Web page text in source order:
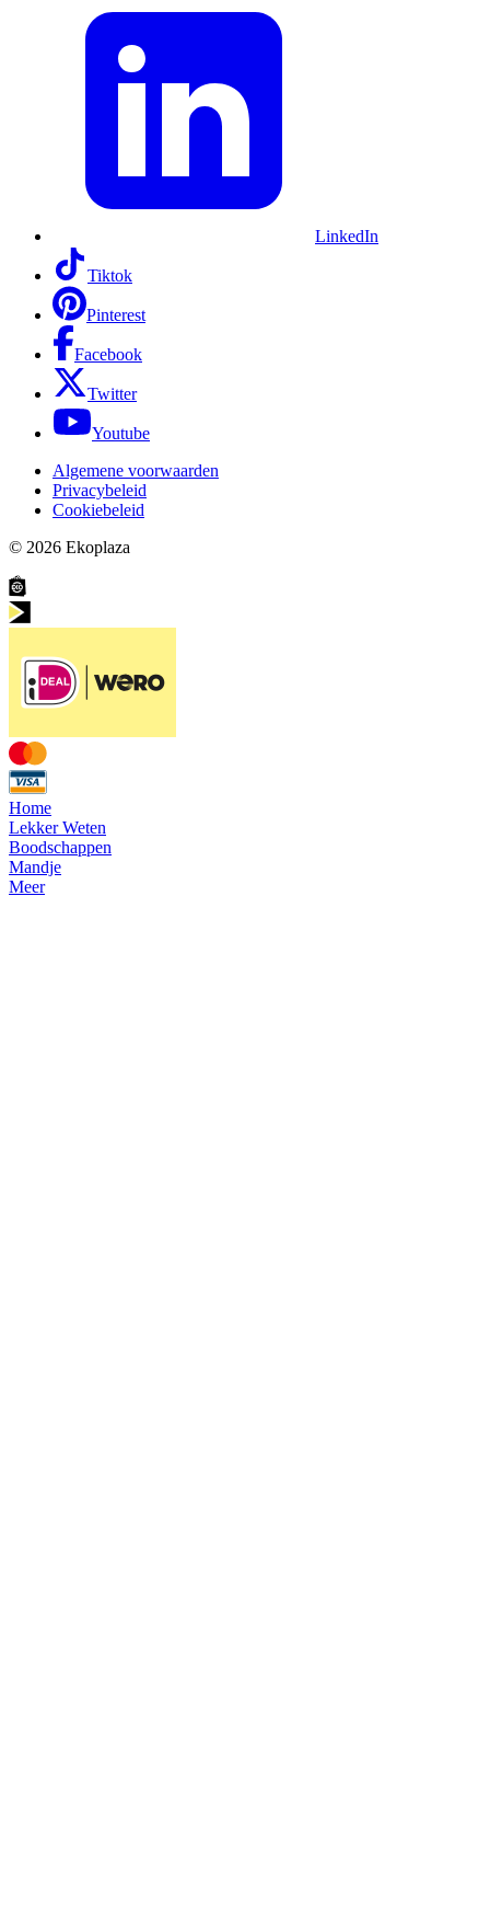
LinkedIn
Tiktok
Pinterest
Facebook
Twitter
Youtube
Algemene voorwaarden
Privacybeleid
Cookiebeleid
© 2026 Ekoplaza
Home
Lekker Weten
Boodschappen
Mandje
Meer